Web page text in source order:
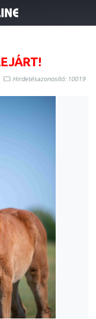
Hirdetésazonosító: 10019